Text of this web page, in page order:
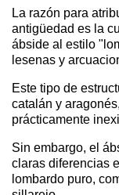
La razón para
antigüedad es la
ábside al estilo
lesenas y
Este tipo de
catalán y
prácticamente
Sin embargo, el
claras diferencias
lombardo puro,